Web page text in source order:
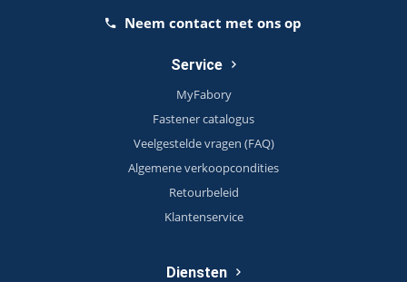
Neem contact met ons op
Service
MyFabory
Fastener catalogus
Veelgestelde vragen (FAQ)
Algemene verkoopcondities
Retourbeleid
Klantenservice
Diensten